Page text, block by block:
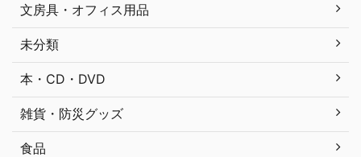
文房具・オフィス用品
未分類
本・CD・DVD
雑貨・防災グッズ
食品